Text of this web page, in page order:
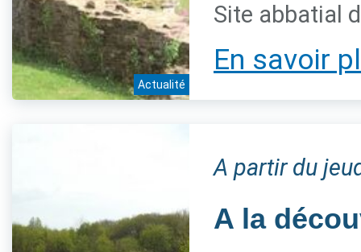
Actualité
Site abbatial
En savoir
A partir du
A la